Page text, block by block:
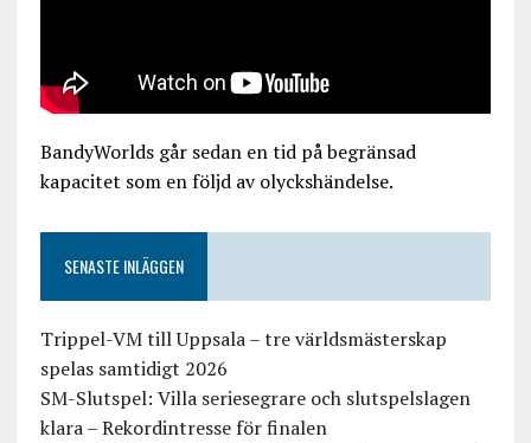
BandyWorlds går sedan en tid på begränsad
kapacitet som en följd av olyckshändelse.
SENASTE INLÄGGEN
Trippel-VM till Uppsala – tre världsmästerskap
spelas samtidigt 2026
SM-Slutspel: Villa seriesegrare och slutspelslagen
klara – Rekordintresse för finalen